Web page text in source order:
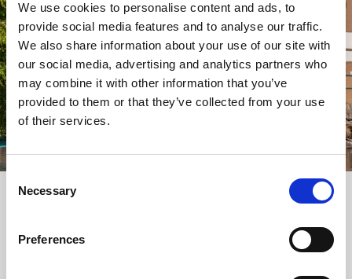
We use cookies to personalise content and ads, to
provide social media features and to analyse our traffic.
We also share information about your use of our site with
our social media, advertising and analytics partners who
may combine it with other information that you’ve
provided to them or that they’ve collected from your use
of their services.
Consent
Selection
Necessary
Preferences
Lelångenleden
Lelångenleden ist ein abenteuerlicher Radweg, der Dich
vom Meer in Uddevalla, vorbei an den Seen Dalslands und
hinauf zu den Wäldern Värmlands bis nach Årjäng führt.